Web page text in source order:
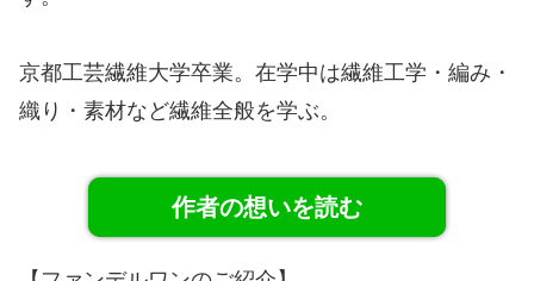
京都工芸繊維大学卒業。在学中は繊維工学・編み・
織り・素材など繊維全般を学ぶ。
作者の想いを読む